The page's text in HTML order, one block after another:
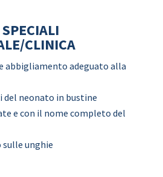
CLINICA
abbigliamento adeguato alla
del neonato in bustine
e con il nome completo del
unghie